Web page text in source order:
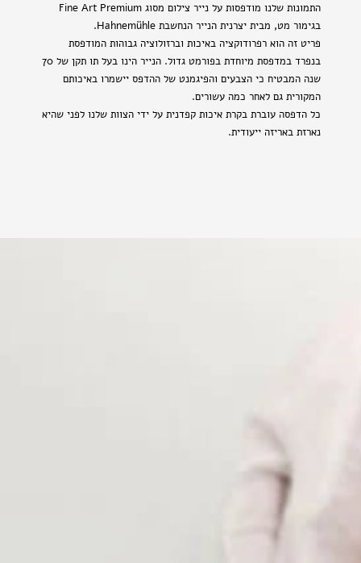
התמונות שלנו מודפסות על נייר צילום מסוג Fine Art Premium
בגימור מט, מבית יצרנית הנייר הנחשבת Hahnemühle.
פריט זה הוא רפרודוקציה באיכות וברזולוציה גבוהות המודפסת
בנפרד במדפסת מיוחדת בפורמט גדול. הנייר הינו בעל תו תקן של 70
שנה המבטיח כי הצבעים והפיגמנט של ההדפס יישמרו באיכותם
המקורית גם לאחר כמה עשורים.
כל הדפסה עוברת בקרת איכות קפדנית על ידי הצוות שלנו לפני שהיא
נארזת באריזה ייעודית.